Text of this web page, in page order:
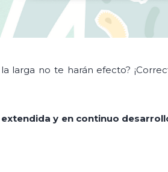
larga no te harán efecto?
y en continuo